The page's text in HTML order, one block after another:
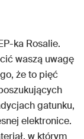
ka Rosalie.
waszą uwagę
że to pięć
gatunku,
elektronice.
w którym